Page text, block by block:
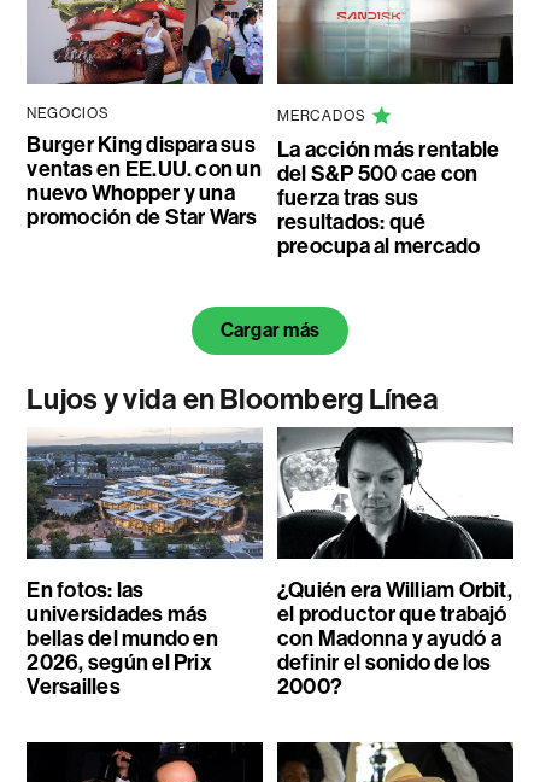
NEGOCIOS
Burger King dispara sus
ventas en EE.UU. con un
nuevo Whopper y una
promoción de Star Wars
MERCADOS
La acción más rentable
del S&P 500 cae con
fuerza tras sus
resultados: qué
preocupa al mercado
Cargar más
Lujos y vida en Bloomberg Línea
En fotos: las
universidades más
bellas del mundo en
2026, según el Prix
Versailles
¿Quién era William Orbit,
el productor que trabajó
con Madonna y ayudó a
definir el sonido de los
2000?